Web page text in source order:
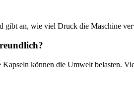
an, wie viel Druck die Maschine
können die Umwelt belasten.